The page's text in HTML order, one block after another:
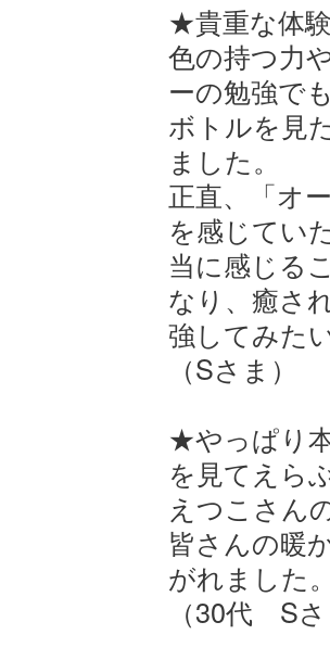
★貴重な体
色の持つ力
ーの勉強で
ボトルを見
ました。
正直、「オ
を感じてい
当に感じる
なり、癒さ
強してみた
（Sさま）
★やっぱり
を見てえら
えつこさん
皆さんの暖
がれました。
（30代 S